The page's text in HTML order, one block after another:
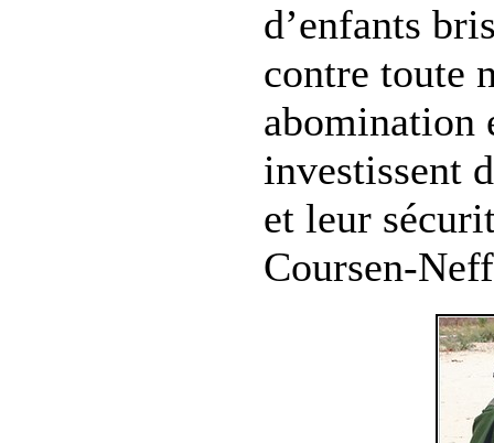
d’enfants
contre toute
abomination
investissent
et leur
Coursen-